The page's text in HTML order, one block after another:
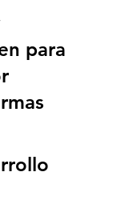
para